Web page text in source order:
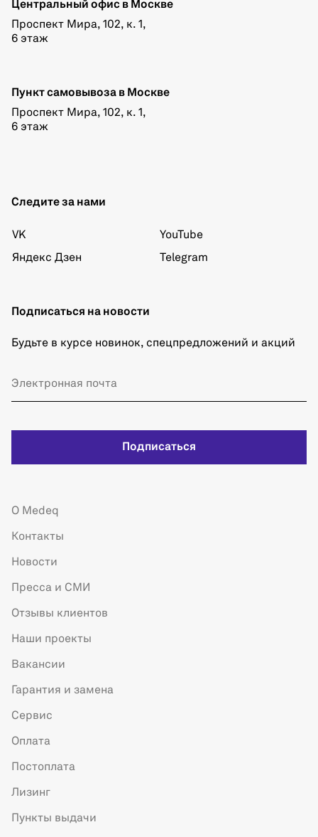
Центральный офис в Москве
Проспект Мира, 102, к. 1,
6 этаж
Пункт самовывоза в Москве
Проспект Мира, 102, к. 1,
6 этаж
Следите за нами
VK
Яндекс Дзен
YouTube
Telegram
Подписаться на новости
Будьте в курсе новинок, спецпредложений и акций
Подписаться
О Medeq
Контакты
Новости
Пресса и СМИ
Отзывы клиентов
Наши проекты
Вакансии
Гарантия и замена
Сервис
Оплата
Постоплата
Лизинг
Пункты выдачи